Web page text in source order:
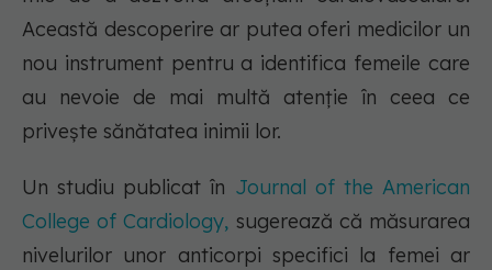
Această descoperire ar putea oferi medicilor un
nou instrument pentru a identifica femeile care
au nevoie de mai multă atenție în ceea ce
privește sănătatea inimii lor.
Un studiu publicat în Journal of the American
College of Cardiology, sugerează că măsurarea
nivelurilor unor anticorpi specifici la femei ar